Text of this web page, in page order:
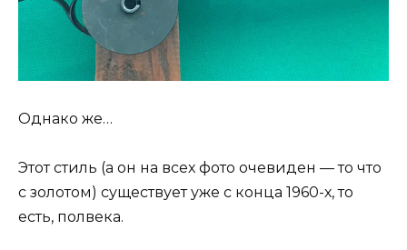
Однако же…
Этот стиль (а он на всех фото очевиден — то что
с золотом) существует уже с конца 1960-х, то
есть, полвека.